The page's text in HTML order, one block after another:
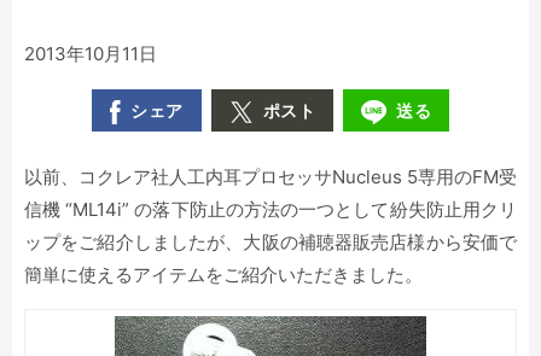
2013年10月11日
シェア ポスト 送る
以前、コクレア社人工内耳プロセッサNucleus 5専用のFM受
信機 “ML14i” の落下防止の方法の一つとして紛失防止用クリ
ップをご紹介しましたが、大阪の補聴器販売店様から安価で
簡単に使えるアイテムをご紹介いただきました。